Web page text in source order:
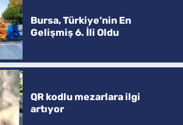
Bursa, Türkiye’nin En
Gelişmiş 6. İli Oldu
QR kodlu mezarlara ilgi
artıyor